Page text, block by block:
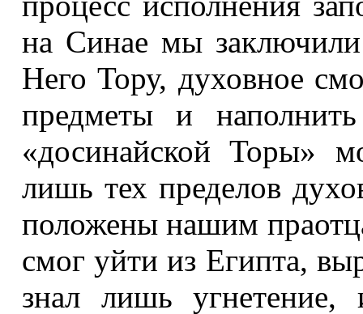
на Синае мы
Него Тору, духовное
предметы и
«досинайской Торы»
лишь тех пределов
положены нашим
смог уйти из Египта,
знал лишь